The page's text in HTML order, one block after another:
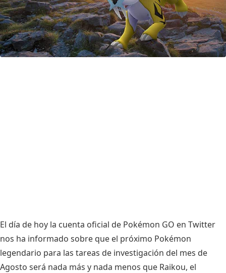
El día de hoy la cuenta oficial de Pokémon GO en Twitter
nos ha informado sobre que el próximo Pokémon
legendario para las tareas de investigación del mes de
Agosto será nada más y nada menos que Raikou, el